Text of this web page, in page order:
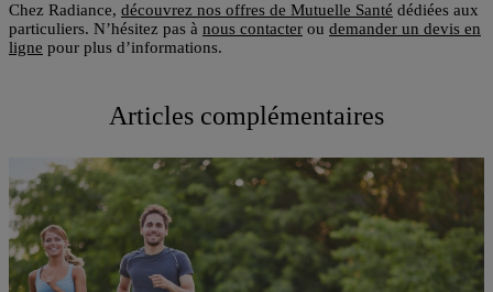
Chez Radiance, découvrez nos offres de Mutuelle Santé dédiées aux
particuliers. N’hésitez pas à nous contacter ou demander un devis en
ligne pour plus d’informations.
Articles complémentaires